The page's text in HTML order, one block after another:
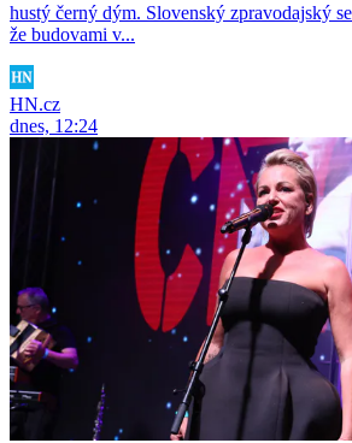
hustý černý dým. Slovenský zpravodajský
že budovami v...
HN.cz
dnes, 12:24